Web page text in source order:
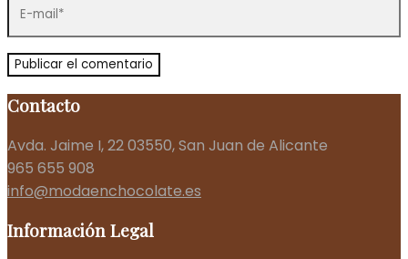
Contacto
Avda. Jaime I, 22 03550, San Juan de Alicante
965 655 908
info@modaenchocolate.es
Información Legal